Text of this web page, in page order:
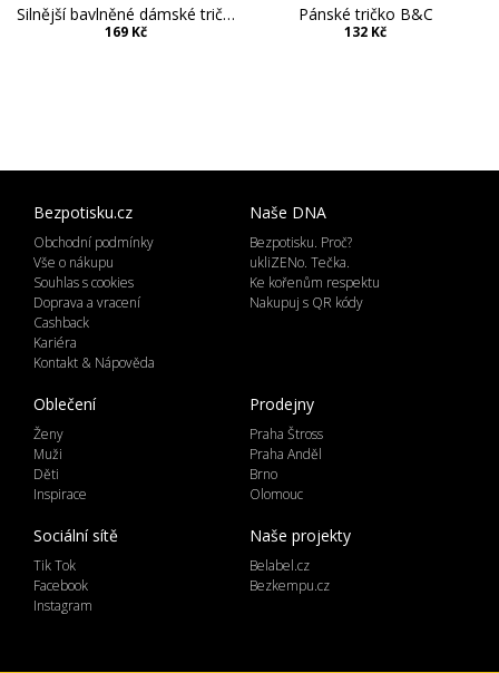
Silnější bavlněné dámské tričko B&C Collection
169 Kč
Pánské tričko B&C
132 Kč
Bezpotisku.cz
Obchodní podmínky
Vše o nákupu
Souhlas s cookies
Doprava a vracení
Cashback
Kariéra
Kontakt & Nápověda
Naše DNA
Bezpotisku. Proč?
ukliZENo. Tečka.
Ke kořenům respektu
Nakupuj s QR kódy
Oblečení
Ženy
Muži
Děti
Inspirace
Prodejny
Praha Štross
Praha Anděl
Brno
Olomouc
Sociální sítě
Tik Tok
Facebook
Instagram
Naše projekty
Belabel.cz
Bezkempu.cz